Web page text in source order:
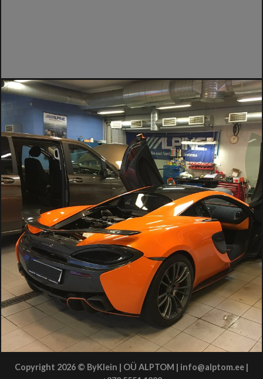
Copyright 2026 © ByKlein | OÜ ALPTOM | info@alptom.ee |